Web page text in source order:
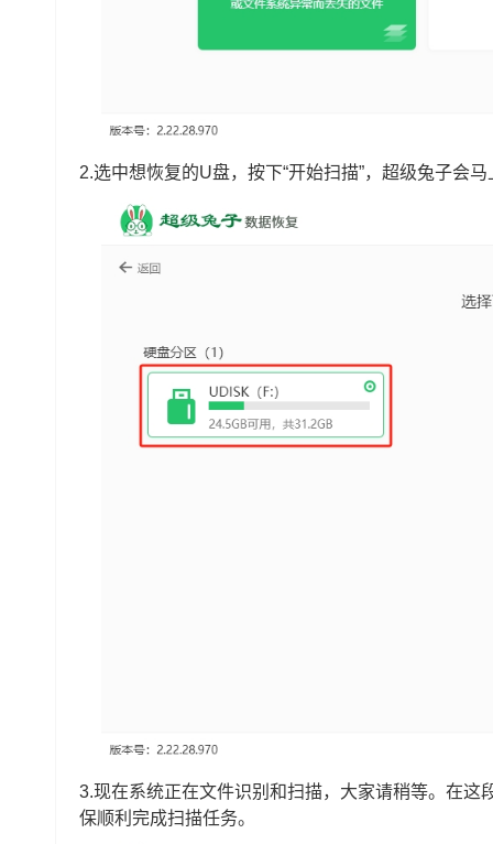
2.选中想恢复的U盘，按下“开始扫描”，超级兔子会
3.现在系统正在文件识别和扫描，大家请稍等。在
保顺利完成扫描任务。